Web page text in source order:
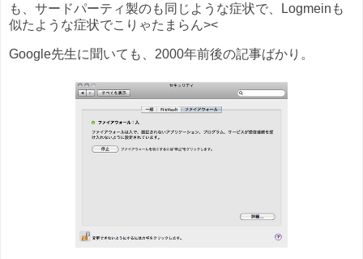
も、サードパーティ製のも同じような症状で、Logmeinも
似たような症状でこりゃたまらん><
Google先生に聞いても、2000年前後の記事ばかり。